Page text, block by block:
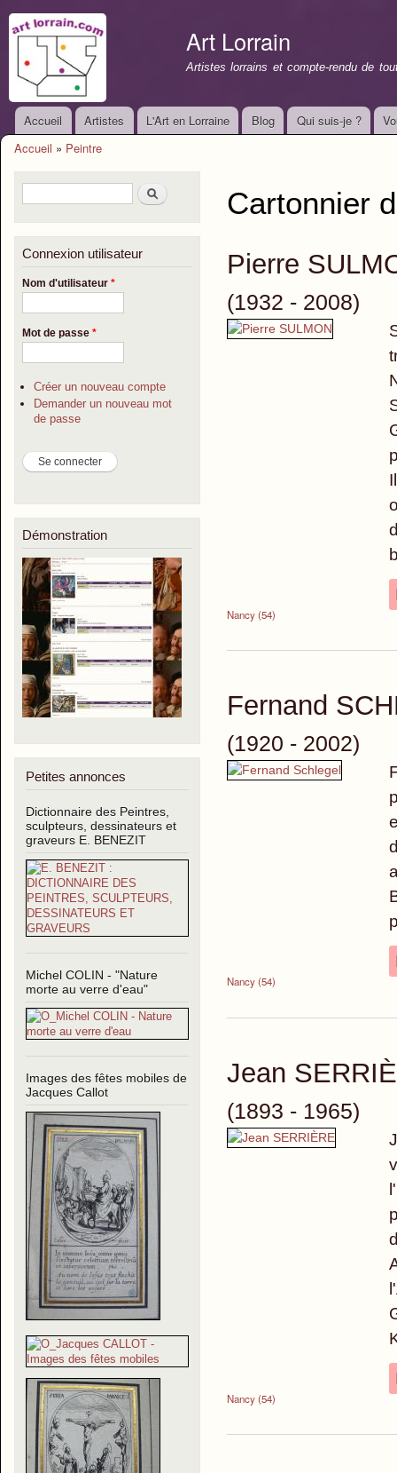
Art Lorrain
Artistes lorrains et compte-rendu de
Menu principal
Accueil Artistes L'Art en Lorraine Blog Qui suis-je ?
Accueil » Peintre
Formulaire de rechercheRechercher
Connexion utilisateur
Nom d'utilisateur *
Mot de passe *
Créer un nouveau compte
Demander un nouveau mot
de passe
Démonstration
Petites annonces
Dictionnaire des Peintres,
sculpteurs, dessinateurs et
graveurs E. BENEZIT
Michel COLIN - "Nature
morte au verre d'eau"
Images des fêtes mobiles de
Jacques Callot
Cartonnier
Pierre
(1932 - 2008)
Nancy (54)
Fernand
(1920 - 2002)
Nancy (54)
Jean
(1893 - 1965)
Nancy (54)